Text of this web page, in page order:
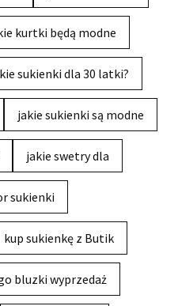
kurtki będą modne
sukienki dla 30 latki?
jakie sukienki są modne
jakie swetry dla
sukienki
kup sukienkę z Butik
bluzki wyprzedaż